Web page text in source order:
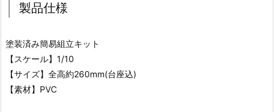
製品仕様
塗装済み簡易組立キット
【スケール】1/10
【サイズ】全高約260mm(台座込)
【素材】PVC